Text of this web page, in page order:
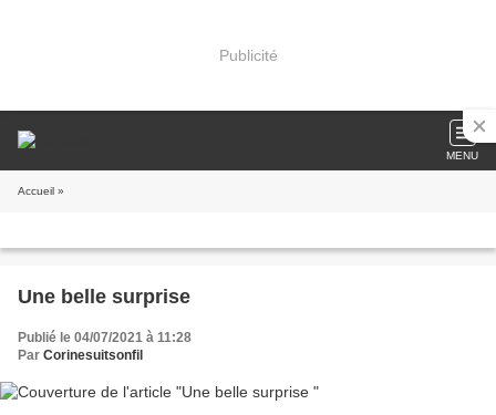
Publicité
MENU
Accueil »
Une belle surprise
Publié le 04/07/2021 à 11:28
Par Corinesuitsonfil